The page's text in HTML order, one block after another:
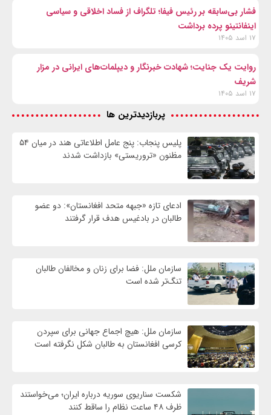
فشار بی‌سابقه بر رئیس فیفا؛ تلگراف از فساد اخلاقی و سیاسی
اینفانتینو پرده برداشت
۱۷ اسد ۱۴۰۵
روایت یک جنایت؛ شهادت خبرنگار و دیپلمات‌های ایرانی در مزار
شریف
۱۷ اسد ۱۴۰۵
پربازدیدترین ها
پلیس پنجاب: پنج عامل اطلاعاتی هند در میان ۵۴
مظنون «تروریستی» بازداشت شدند
ادعای تازه «جبهه متحد افغانستان»: دو عضو
طالبان در بادغیس هدف قرار گرفتند
سازمان ملل: فضا برای زنان و مخالفان طالبان
تنگ‌تر شده است
سازمان ملل: هیچ اجماع جهانی برای سپردن
کرسی افغانستان به طالبان شکل نگرفته است
شکست سناریوی سوریه درباره ایران؛ می‌خواستند
ظرف ۴۸ ساعت نظام را ساقط کنند